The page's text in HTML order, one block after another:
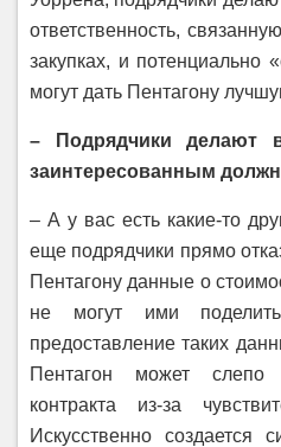
ответственность,
закупках, и потенциально
могут дать Пентагону
– Подрядчики делают
заинтересованным
– А у вас есть какие-то
еще подрядчики прямо
Пентагону данные о
не могут ими
предоставление таких
Пентагон может слепо
контракта из-за
Искусственно создается